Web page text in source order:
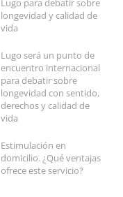
Lugo para debatir sobre
longevidad y calidad de
vida
Lugo será un punto de
encuentro internacional
para debatir sobre
longevidad con sentido,
derechos y calidad de
vida
Estimulación en
domicilio. ¿Qué ventajas
ofrece este servicio?